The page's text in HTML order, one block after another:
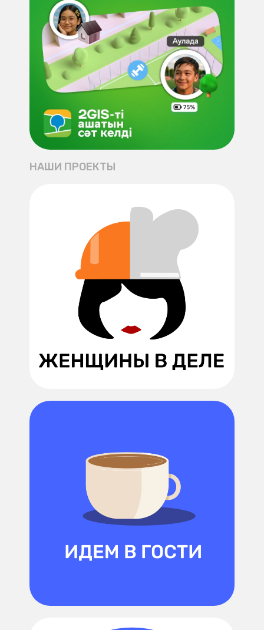
НАШИ ПРОЕКТЫ